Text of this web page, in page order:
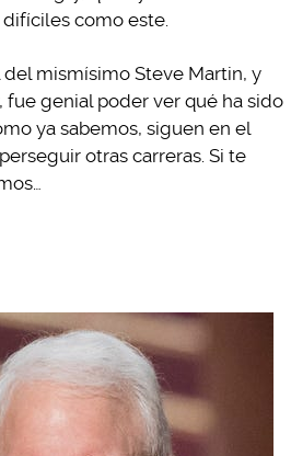
como este.
mismísimo Steve Martin, y
genial poder ver qué ha sido
ya sabemos, siguen en el
otras carreras. Si te